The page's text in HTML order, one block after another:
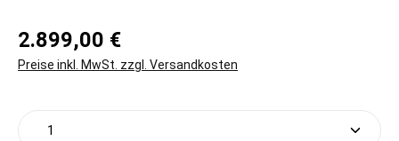
2.899,00 €
Preise inkl. MwSt. zzgl. Versandkosten
Produkt Anzahl: Gib den gewünschten Wert ein